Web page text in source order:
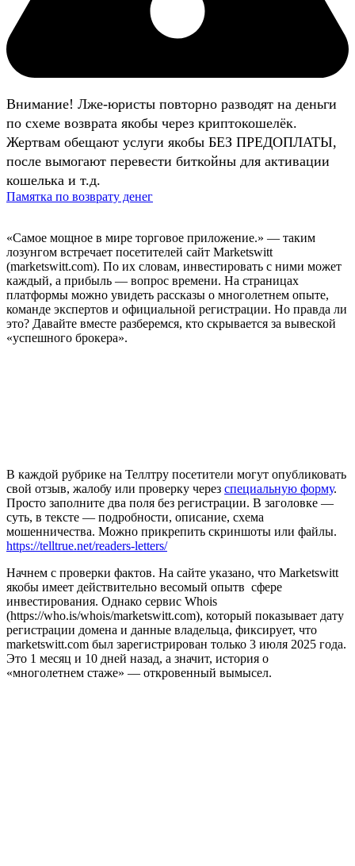
Внимание! Лже-юристы повторно разводят на деньги
по схеме возврата якобы через криптокошелёк.
Жертвам обещают услуги якобы БЕЗ ПРЕДОПЛАТЫ,
после вымогают перевести биткойны для активации
кошелька и т.д.
Памятка по возврату денег
«Самое мощное в мире торговое приложение.» — таким
лозунгом встречает посетителей сайт Marketswitt
(marketswitt.com). По их словам, инвестировать с ними может
каждый, а прибыль — вопрос времени. На страницах
платформы можно увидеть рассказы о многолетнем опыте,
команде экспертов и официальной регистрации. Но правда ли
это? Давайте вместе разберемся, кто скрывается за вывеской
«успешного брокера».
В каждой рубрике на Теллтру посетители могут опубликовать
свой отзыв, жалобу или проверку через специальную форму.
Просто заполните два поля без регистрации. В заголовке —
суть, в тексте — подробности, описание, схема
мошенничества. Можно прикрепить скриншоты или файлы.
https://telltrue.net/readers-letters/
Начнем с проверки фактов. На сайте указано, что Marketswitt
якобы имеет действительно весомый опытв сфере
инвестирования. Однако сервис Whois
(https://who.is/whois/marketswitt.com), который показывает дату
регистрации домена и данные владельца, фиксирует, что
marketswitt.com был зарегистрирован только 3 июля 2025 года.
Это 1 месяц и 10 дней назад, а значит, история о
«многолетнем стаже» — откровенный вымысел.